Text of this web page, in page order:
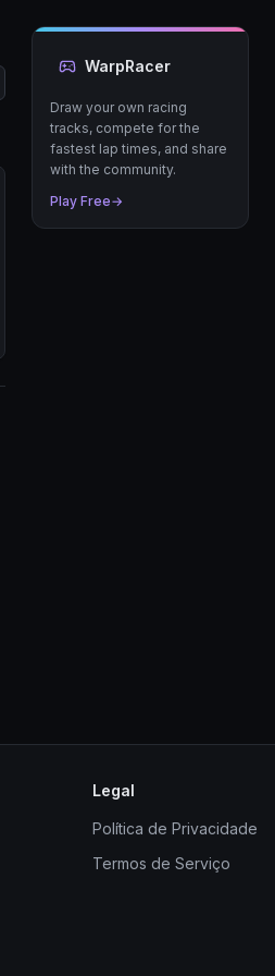
WarpRacer
Draw your own racing
tracks, compete for the
fastest lap times, and share
with the community.
Play Free→
Legal
Política de Privacidade
Termos de Serviço